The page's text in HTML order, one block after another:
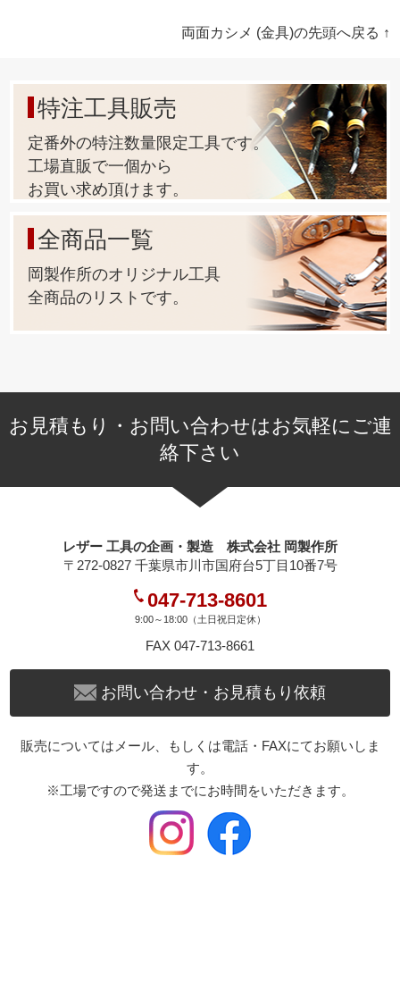
両面カシメ (金具)の先頭へ戻る ↑
特注工具販売
定番外の特注数量限定工具です。
工場直販で一個から
お買い求め頂けます。
全商品一覧
岡製作所のオリジナル工具
全商品のリストです。
お見積もり・お問い合わせはお気軽にご連
絡下さい
レザー 工具の企画・製造 株式会社 岡製作所
〒272-0827 千葉県市川市国府台5丁目10番7号
047-713-8601
9:00～18:00（土日祝日定休）
FAX 047-713-8661
お問い合わせ・お見積もり依頼
販売についてはメール、もしくは電話・FAXにてお願いしま
す。
※工場ですので発送までにお時間をいただきます。